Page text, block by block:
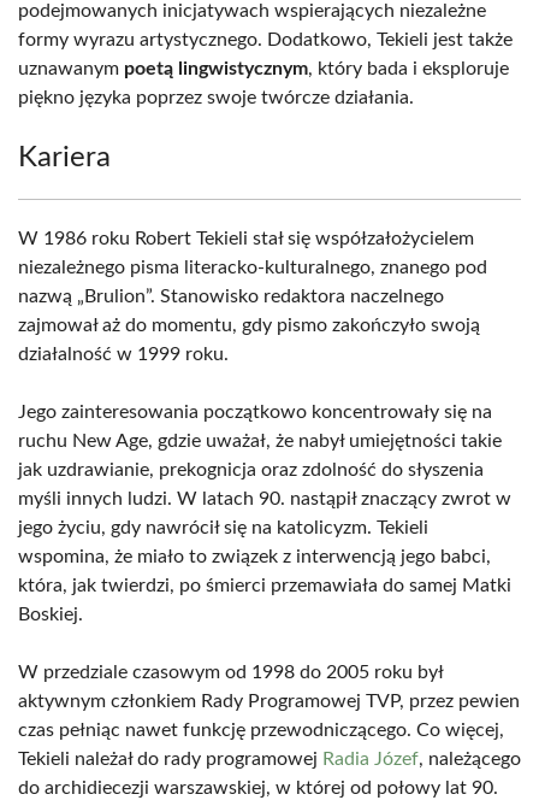
podejmowanych inicjatywach wspierających niezależne
formy wyrazu artystycznego. Dodatkowo, Tekieli jest także
uznawanym poetą lingwistycznym, który bada i eksploruje
piękno języka poprzez swoje twórcze działania.
Kariera
W 1986 roku Robert Tekieli stał się współzałożycielem
niezależnego pisma literacko-kulturalnego, znanego pod
nazwą „Brulion”. Stanowisko redaktora naczelnego
zajmował aż do momentu, gdy pismo zakończyło swoją
działalność w 1999 roku.
Jego zainteresowania początkowo koncentrowały się na
ruchu New Age, gdzie uważał, że nabył umiejętności takie
jak uzdrawianie, prekognicja oraz zdolność do słyszenia
myśli innych ludzi. W latach 90. nastąpił znaczący zwrot w
jego życiu, gdy nawrócił się na katolicyzm. Tekieli
wspomina, że miało to związek z interwencją jego babci,
która, jak twierdzi, po śmierci przemawiała do samej Matki
Boskiej.
W przedziale czasowym od 1998 do 2005 roku był
aktywnym członkiem Rady Programowej TVP, przez pewien
czas pełniąc nawet funkcję przewodniczącego. Co więcej,
Tekieli należał do rady programowej Radia Józef, należącego
do archidiecezji warszawskiej, w której od połowy lat 90.